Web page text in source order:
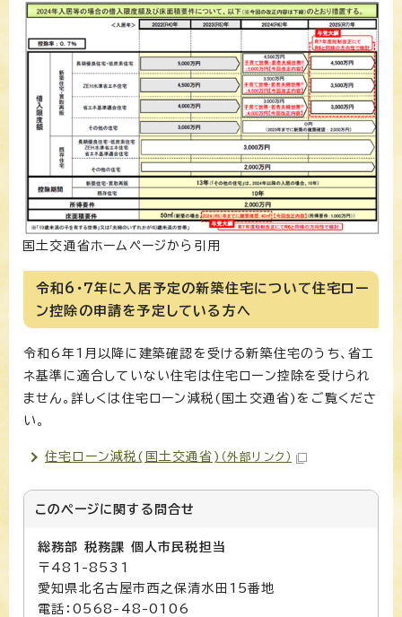
国土交通省ホームページから引用
令和6・7年に入居予定の新築住宅について住宅ロー
ン控除の申請を予定している方へ
令和6年1月以降に建築確認を受ける新築住宅のうち、省エ
ネ基準に適合していない住宅は住宅ローン控除を受けられ
ません。詳しくは住宅ローン減税(国土交通省)をご覧くださ
い。
住宅ローン減税(国土交通省) （外部リンク）
このページに関する 問合せ
総務部 税務課 個人市民税担当
〒481-8531
愛知県北名古屋市西之保清水田15番地
電話：0568-48-0106